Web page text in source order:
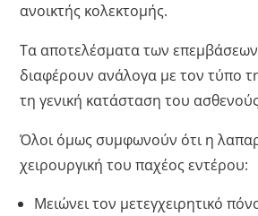
ανοικτής κολεκτομής.
Τα αποτελέσματα των
διαφέρουν ανάλογα με τον τύπο
τη γενική κατάσταση του
Όλοι όμως συμφωνούν ότι η
χειρουργική του παχέος εντέρου:
Μειώνει τον μετεγχειρητικό